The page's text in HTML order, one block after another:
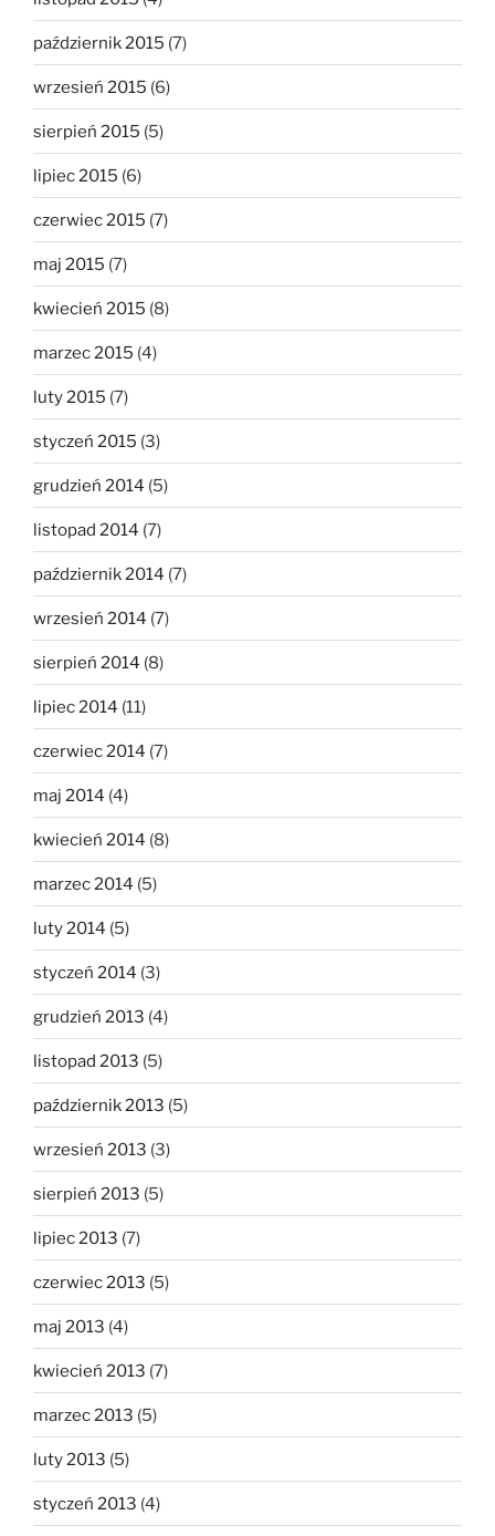
październik 2015 (7)
wrzesień 2015 (6)
sierpień 2015 (5)
lipiec 2015 (6)
czerwiec 2015 (7)
maj 2015 (7)
kwiecień 2015 (8)
marzec 2015 (4)
luty 2015 (7)
styczeń 2015 (3)
grudzień 2014 (5)
listopad 2014 (7)
październik 2014 (7)
wrzesień 2014 (7)
sierpień 2014 (8)
lipiec 2014 (11)
czerwiec 2014 (7)
maj 2014 (4)
kwiecień 2014 (8)
marzec 2014 (5)
luty 2014 (5)
styczeń 2014 (3)
grudzień 2013 (4)
listopad 2013 (5)
październik 2013 (5)
wrzesień 2013 (3)
sierpień 2013 (5)
lipiec 2013 (7)
czerwiec 2013 (5)
maj 2013 (4)
kwiecień 2013 (7)
marzec 2013 (5)
luty 2013 (5)
styczeń 2013 (4)